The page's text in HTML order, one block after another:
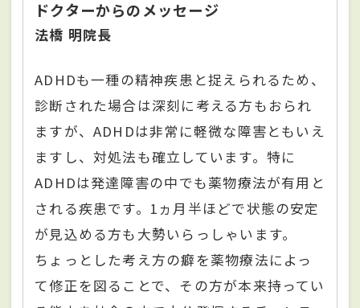
ドクターからのメッセージ
法橋 明院長
ADHDも一種の精神疾患と捉えられるため、
診断された場合は深刻に考える方もおられ
ますが、ADHDは非常に軽微な障害ともいえ
ますし、対処法も確立しています。特に
ADHDは発達障害の中でも薬物療法が有用と
される疾患です。1ヵ月半ほどで状態の安定
が見込める方も大勢いらっしゃいます。
ちょっとした考え方の癖を薬物療法によっ
て修正を図ることで、その方が本来持ってい